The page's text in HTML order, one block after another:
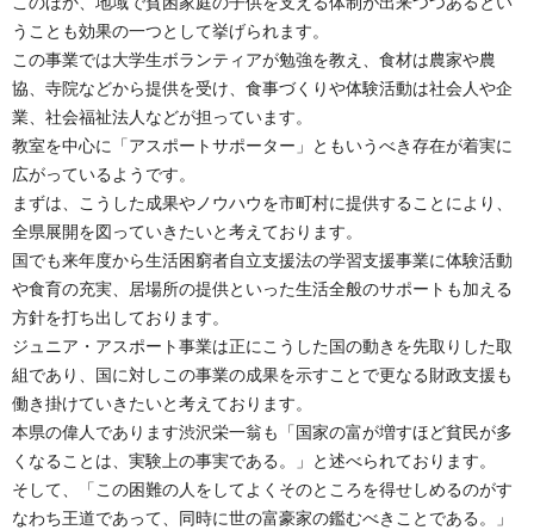
うことも効果の一つとして挙げられます。
この事業では大学生ボランティアが勉強を教え、食材は農家や農
協、寺院などから提供を受け、食事づくりや体験活動は社会人や企
業、社会福祉法人などが担っています。
教室を中心に「アスポートサポーター」ともいうべき存在が着実に
広がっているようです。
まずは、こうした成果やノウハウを市町村に提供することにより、
全県展開を図っていきたいと考えております。
国でも来年度から生活困窮者自立支援法の学習支援事業に体験活動
や食育の充実、居場所の提供といった生活全般のサポートも加える
方針を打ち出しております。
ジュニア・アスポート事業は正にこうした国の動きを先取りした取
組であり、国に対しこの事業の成果を示すことで更なる財政支援も
働き掛けていきたいと考えております。
本県の偉人であります渋沢栄一翁も「国家の富が増すほど貧民が多
くなることは、実験上の事実である。」と述べられております。
そして、「この困難の人をしてよくそのところを得せしめるのがす
なわち王道であって、同時に世の富豪家の鑑むべきことである。」